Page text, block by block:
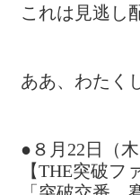
これは見逃し
ああ、わたく
●８月22日（
【THE突破フ